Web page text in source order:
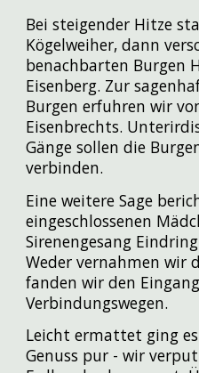
Bei steigender Hitze
Kögelweiher, dann
benachbarten Burgen
Eisenberg. Zur
Burgen erfuhren wir
Eisenbrechts.
Gänge sollen die
verbinden.
Eine weitere Sage
eingeschlossenen
Sirenengesang
Weder vernahmen wir
fanden wir den
Verbindungswegen.
Leicht ermattet ging
Genuss pur - wir